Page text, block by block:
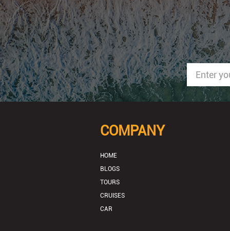
COMPANY
HOME
BLOGS
TOURS
CRUISES
CAR